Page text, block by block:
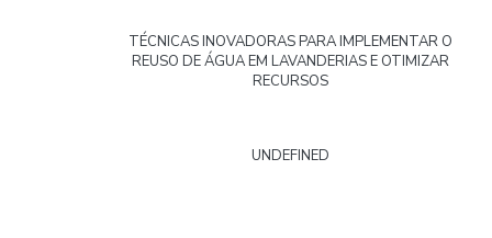
TÉCNICAS INOVADORAS PARA IMPLEMENTAR O
REUSO DE ÁGUA EM LAVANDERIAS E OTIMIZAR
RECURSOS
UNDEFINED